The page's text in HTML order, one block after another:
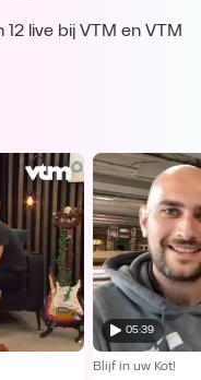
live bij VTM en VTM
05:39
Blijf in uw Kot!